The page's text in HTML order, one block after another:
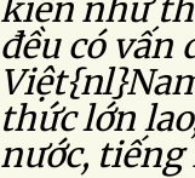
kiến như
đều có vấn
thức lớn
nước,